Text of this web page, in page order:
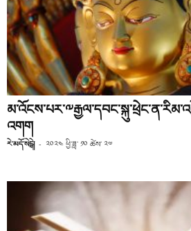
འགག
རེ་མདོ་སེངྒེ། - ༢༠༢༤ ཕྱི་ཟླ་ ༡༠ ཚེས་ ༢༧